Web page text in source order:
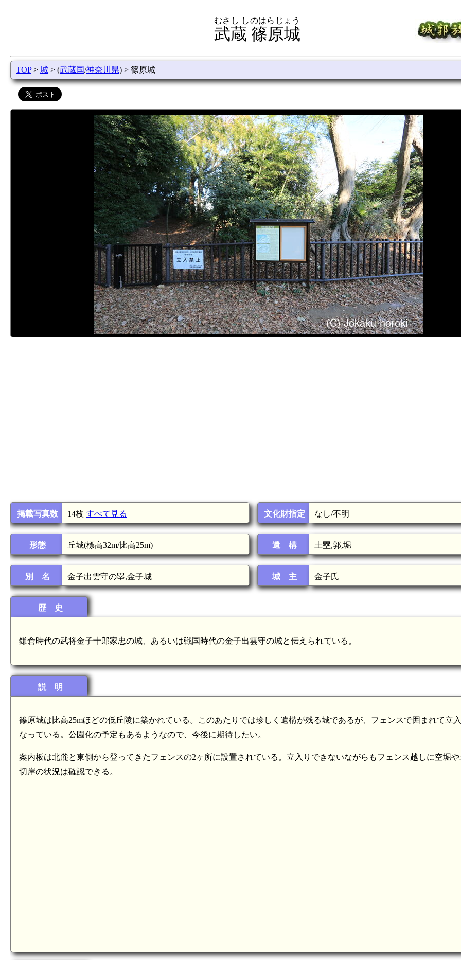
武蔵 篠原城
むさし しのはらじょう
TOP> 城 > (武蔵国/神奈川県) > 篠原城
掲載写真数 14枚 すべて見る
形態 丘城(標高32m/比高25m)
別 名 金子出雲守の塁,金子城
文化財指定 なし/不明
遺 構 土塁,郭,堀
城 主 金子氏
歴 史
鎌倉時代の武将金子十郎家忠の城、あるいは戦国時代の金子出雲守の城と伝えられている。
説 明
篠原城は比高25mほどの低丘陵に築かれている。このあたりでは珍しく遺構が残る城であるが、フェンスで囲まれて立
なっている。公園化の予定もあるようなので、今後に期待したい。
案内板は北麓と東側から登ってきたフェンスの2ヶ所に設置されている。立入りできないながらもフェンス越しに空堀や
切岸の状況は確認できる。